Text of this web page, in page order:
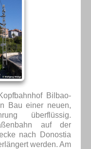
Bilbao-
Bau einer neuen,
überflüssig.
auf der
nach Donostia
werden. Am